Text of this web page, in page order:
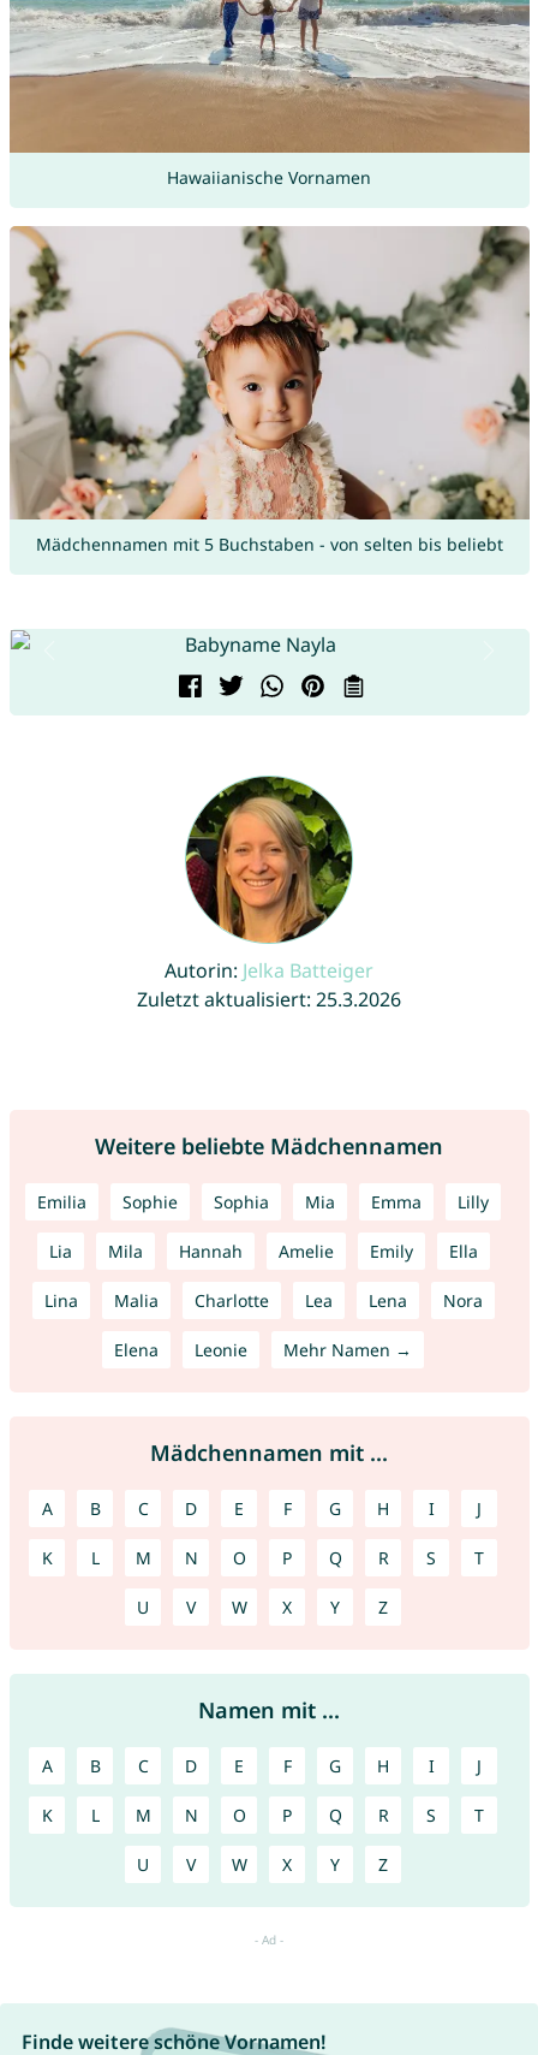
Hawaiianische Vornamen
Mädchennamen mit 5 Buchstaben - von selten bis beliebt
Autorin: Jelka Batteiger
Zuletzt aktualisiert: 25.3.2026
Weitere beliebte Mädchennamen
Emilia Sophie Sophia Mia Emma Lilly
Lia Mila Hannah Amelie Emily Ella
Lina Malia Charlotte Lea Lena Nora
Elena Leonie Mehr Namen →
Mädchennamen mit ...
A B C D E F G H I J
K L M N O P Q R S T
U V W X Y Z
Namen mit ...
A B C D E F G H I J
K L M N O P Q R S T
U V W X Y Z
Finde weitere schöne Vornamen!